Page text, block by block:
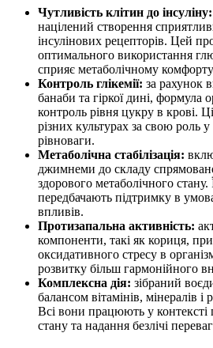
Чутливість клітин до інсуліну:
націлений створення
інсулінових рецепторів. Цей
оптимального використання
сприяє метаболічному
Контроль глікемії: за рахунок
банаби та гіркої дині, формула
контроль рівня цукру в крові.
різних культурах за свою роль
рівноваги.
Метаболічна стабілізація:
джимнеми до складу
здорового метаболічного стану.
передбачають підтримку в
впливів.
Протизапальна активність:
компоненти, такі як кориця,
оксидативного стресу в
розвитку більш гармонійного
Комплексна дія: зібраний
балансом вітамінів, мінералів і
Всі вони працюють у контексті
стану та надання безлічі